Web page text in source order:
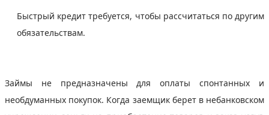
Быстрый кредит требуется, чтобы рассчитаться по другим
обязательствам.
Займы не предназначены для оплаты спонтанных и
необдуманных покупок. Когда заемщик берет в небанковском